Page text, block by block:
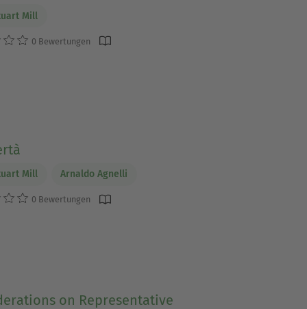
Mill
0 Bewertungen
Mill Arnaldo Agnelli
0 Bewertungen
on Representative